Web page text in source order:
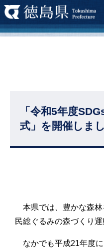
「令和5年度
式」を開催しま
本県では、豊かな森林
民総ぐるみの森づくり運
なかでも平成21年度